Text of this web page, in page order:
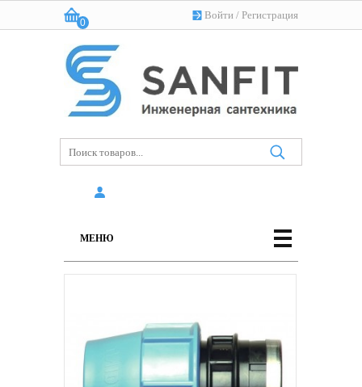
Войти / Регистрация
Корзина:
0
(пусто)
МЕНЮ